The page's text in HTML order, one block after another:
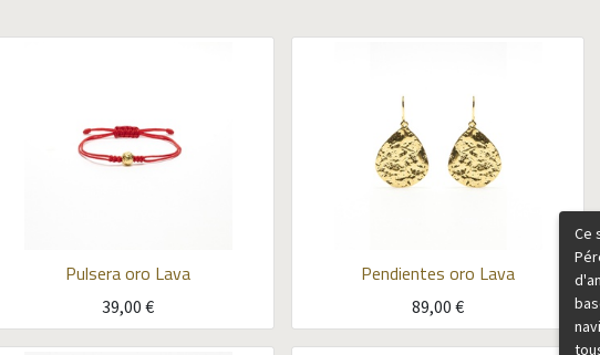
Pulsera oro Lava
39,00 €
Pendientes oro Lava
89,00 €
Ce